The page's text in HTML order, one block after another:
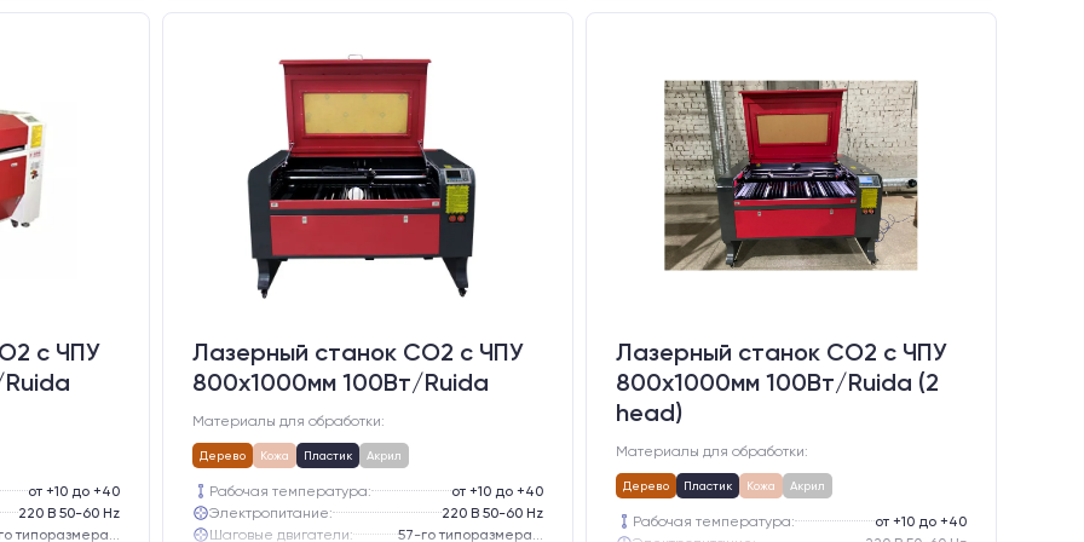
c ЧПУ
от +10 до +40
220 В 50-60 Hz
Лазерный станок CO2 c ЧПУ
800х1000мм 100Вт/Ruida
Материалы для обработки:
Дерево Кожа Пластик Акрил
Рабочая температура:
от +10 до +40
Электропитание:
220 В 50-60 Hz
Шаговые двигатели:
Лазерный станок CO2 c ЧПУ
800х1000мм 100Вт/Ruida (2
head)
Материалы для обработки:
Дерево Пластик Кожа Акрил
Рабочая температура:
от +10 до +40